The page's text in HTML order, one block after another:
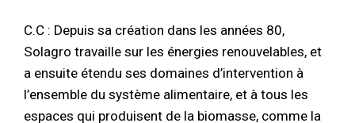
C.C : Depuis sa création dans les années 80,
Solagro travaille sur les énergies renouvelables, et
a ensuite étendu ses domaines d’intervention à
l’ensemble du système alimentaire, et à tous les
espaces qui produisent de la biomasse, comme la